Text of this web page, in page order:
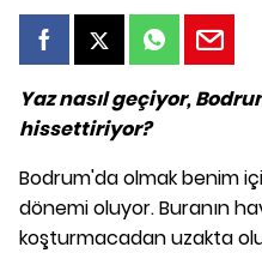
Yaz nasıl geçiyor,
hissettiriyor?
Bodrum'da olmak benim
dönemi oluyor. Buranın
koşturmacadan uzakta